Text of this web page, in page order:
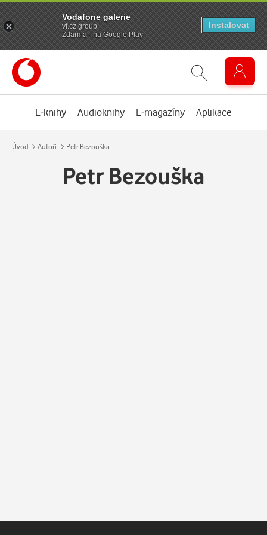
E-knihy Audioknihy E-magazíny Aplikace
Úvod Autoři Petr Bezouška
Petr Bezouška
Vodafone galerie
vf.cz.group
Zdarma - na Google Play
Instalovat